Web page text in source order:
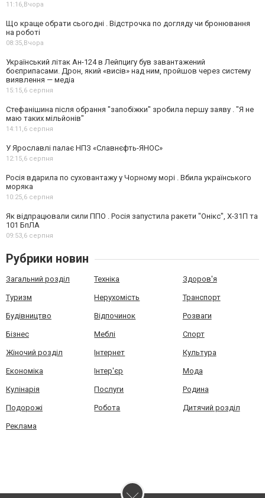
11:16,Вчора
Що краще обрати сьогодні . Відстрочка по догляду чи бронювання
на роботі
08:35,Вчора
Український літак Ан-124 в Лейпцигу був завантажений
боєприпасами. Дрон, який «висів» над ним, пройшов через систему
виявлення — медіа
15:15,6 серпня
Стефанішина після обрання "запобіжки" зробила першу заяву . "Я не
маю таких мільйонів"
14:11,6 серпня
У Ярославлі палає НПЗ «Славнєфть-ЯНОС»
12:15,6 серпня
Росія вдарила по суховантажу у Чорному морі . Вбила українського
моряка
10:25,6 серпня
Як відпрацювали сили ППО . Росія запустила ракети "Онікс", Х-31П та
101 БпЛА
09:53,6 серпня
Рубрики новин
Загальний розділ Техніка Здоров'я
Туризм Нерухомість Транспорт
Будівництво Відпочинок Розваги
Бізнес Меблі Спорт
Жіночий розділ Інтернет Культура
Економіка Інтер'єр Мода
Кулінарія Послуги Родина
Подорожі Робота Дитячий розділ
Реклама